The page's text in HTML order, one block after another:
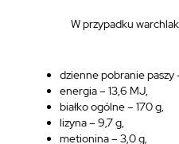
W przypadku
dzienne pobranie paszy
energia – 13,6 MJ,
białko ogólne – 170 g,
lizyna – 9,7 g,
metionina – 3,0 g,